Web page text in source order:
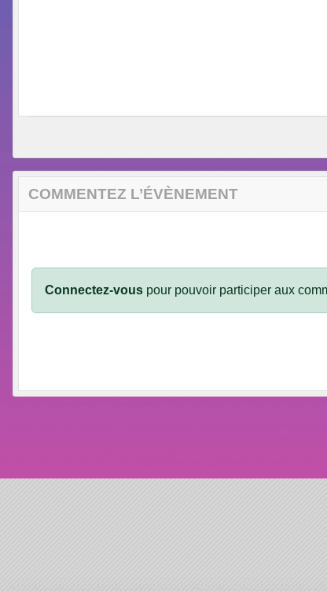
COMMENTEZ L’ÉVÈNEMENT
Connectez-vous pour pouvoir participer aux